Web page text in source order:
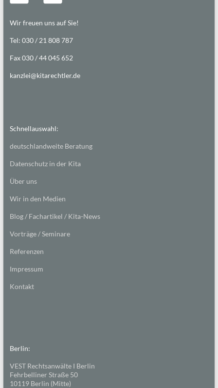
Wir freuen uns auf Sie!
Tel: 030 / 21 808 787
Fax 030 / 44 045 652
kanzlei@kitarechtler.de
Schnellauswahl:
deutschlandweite Beratung
Datenschutz in der Kita
Über uns
Wir in den Medien
Blog / Fachartikel / Kita-News
Vorträge / Seminare
Referenzen
Impressum
Kontakt
Berlin:
VEST Rechtsanwälte I Berlin
Fehrbelliner Straße 50
10119 Berlin (Mitte)